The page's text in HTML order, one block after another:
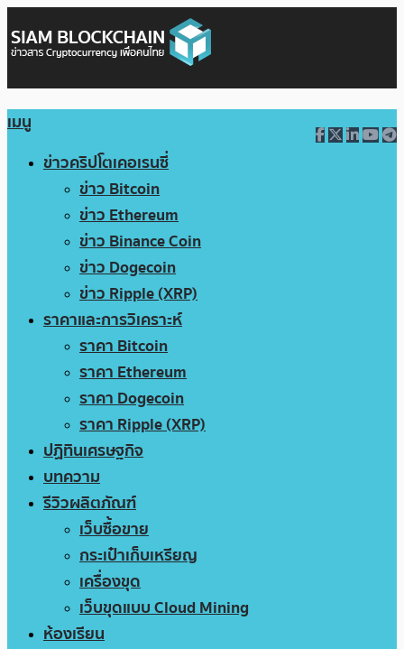
เมนู
ข่าวคริปโตเคอเรนซี่
ข่าว Bitcoin
ข่าว Ethereum
ข่าว Binance Coin
ข่าว Dogecoin
ข่าว Ripple (XRP)
ราคาและการวิเคราะห์
ราคา Bitcoin
ราคา Ethereum
ราคา Dogecoin
ราคา Ripple (XRP)
ปฏิทินเศรษฐกิจ
บทความ
รีวิวผลิตภัณฑ์
เว็บซื้อขาย
กระเป๋าเก็บเหรียญ
เครื่องขุด
เว็บขุดแบบ Cloud Mining
ห้องเรียน